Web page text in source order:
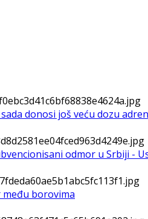
donosi još veću dozu
odmor u Srbiji -
među borovima